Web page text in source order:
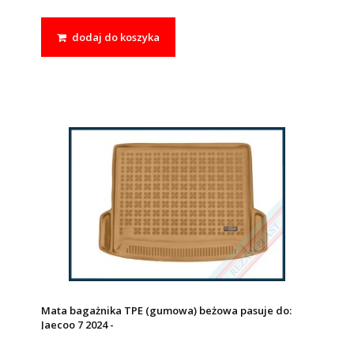
dodaj do koszyka
Mata bagażnika TPE (gumowa) beżowa pasuje do:
Jaecoo 7 2024 -